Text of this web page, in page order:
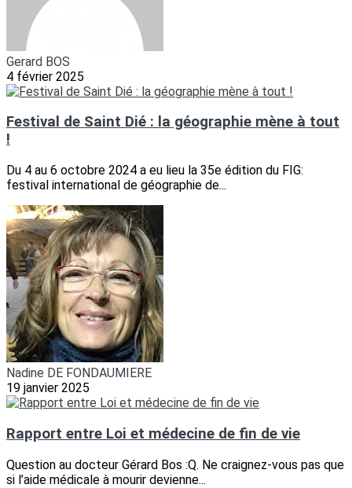
Gerard BOS
4 février 2025
Festival de Saint Dié : la géographie mène à tout
!
Du 4 au 6 octobre 2024 a eu lieu la 35e édition du FIG:
festival international de géographie de...
Nadine DE FONDAUMIERE
19 janvier 2025
Rapport entre Loi et médecine de fin de vie
Question au docteur Gérard Bos :Q. Ne craignez-vous pas que
si l’aide médicale à mourir devienne...